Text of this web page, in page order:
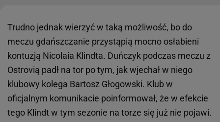
Trudno jednak wierzyć w taką możliwość, bo do
meczu gdańszczanie przystąpią mocno osłabieni
kontuzją Nicolaia Klindta. Duńczyk podczas meczu z
Ostrovią padł na tor po tym, jak wjechał w niego
klubowy kolega Bartosz Głogowski. Klub w
oficjalnym komunikacie poinformował, że w efekcie
tego Klindt w tym sezonie na torze się już nie pojawi.